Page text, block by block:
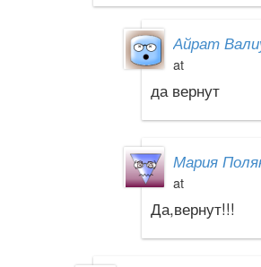
Айрат
at
да вернут
Мария
at
Да,вернут!!!